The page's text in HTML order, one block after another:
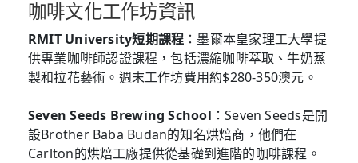
咖啡文化工作坊資訊
RMIT University短期課程 ：墨爾本皇家理工大學提
供專業咖啡師認證課程，包括濃縮咖啡萃取、牛奶蒸
製和拉花藝術。週末工作坊費用約$280-350澳元。
Seven Seeds Brewing School ：Seven Seeds是開
設Brother Baba Budan的知名烘焙商，他們在
Carlton的烘焙工廠提供從基礎到進階的咖啡課程。